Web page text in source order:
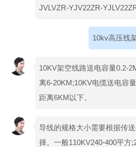
JVLVZR-YJV22ZR-
10kv高压线
10KV架空线路送电容量0.2-
离6-20KM;10KV电缆送电容
距离6KM以下。
导线的规格大小需要根据传
择。一般110KV240-400平方